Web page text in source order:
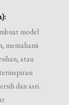
model
memahami
atau
dan asri.